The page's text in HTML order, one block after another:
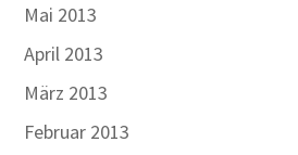
Mai 2013
April 2013
März 2013
Februar 2013